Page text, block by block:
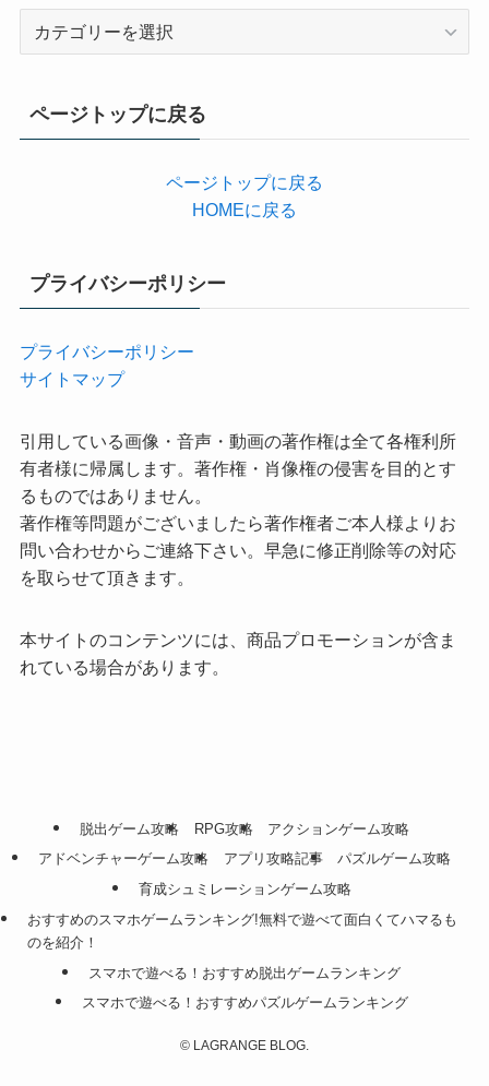
ページトップに戻る
ページトップに戻る
HOMEに戻る
プライバシーポリシー
プライバシーポリシー
サイトマップ
引用している画像・音声・動画の著作権は全て各権利所
有者様に帰属します。著作権・肖像権の侵害を目的とす
るものではありません。
著作権等問題がございましたら著作権者ご本人様よりお
問い合わせからご連絡下さい。早急に修正削除等の対応
を取らせて頂きます。
本サイトのコンテンツには、商品プロモーションが含ま
れている場合があります。
脱出ゲーム攻略 RPG攻略
アクションゲーム攻略
アドベンチャーゲーム攻略
アプリ攻略記事
パズルゲーム攻略
育成シュミレーションゲーム攻略
おすすめのスマホゲームランキング!無料で遊べて面白くてハマるも
のを紹介！
スマホで遊べる！おすすめ脱出ゲームランキング
スマホで遊べる！おすすめパズルゲームランキング
© LAGRANGE BLOG.